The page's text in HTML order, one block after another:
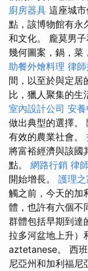
廚房器具 這座城
點，該博物館有永
和文化。 龐莫男
幾何圖案，鍋，菜
助餐外燴料理 律
間，以至於與定居
比，獵人聚集的生
室內設計公司 安
做出典型的選擇。
有效的農業社會。
將富裕經濟與該國
點。 網路行銷 律師
開始增長。 護理
觸之前，今天的加
體，也許有六個不
群體包括早期到達
拉多河盆地上升
aztetanese。 西
尼亞州和加利福尼